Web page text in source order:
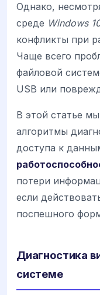
Однако,
среде Windows
конфликты при
Чаще всего
файловой
USB или
В этой статье
алгоритмы
доступа к
потери
если
поспешного
Диагностика
системе